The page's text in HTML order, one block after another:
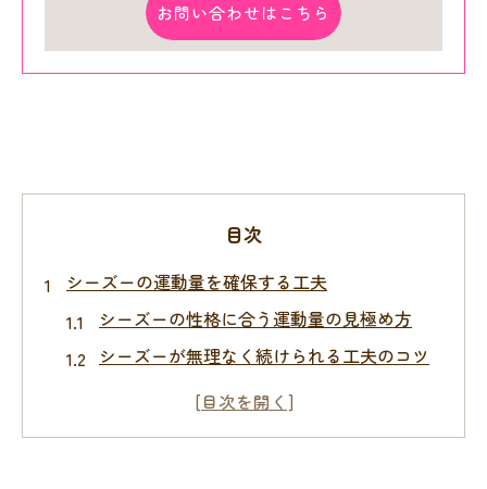
お問い合わせはこちら
目次
シーズーの運動量を確保する工夫
シーズーの性格に合う運動量の見極め方
シーズーが無理なく続けられる工夫のコツ
室内外でシーズーが楽しめる運動環境作り